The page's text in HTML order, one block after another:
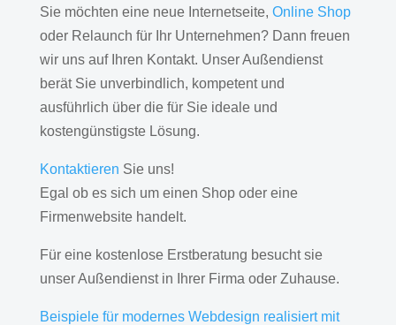
Sie möchten eine neue Internetseite, Online Shop
oder Relaunch für Ihr Unternehmen? Dann freuen
wir uns auf Ihren Kontakt. Unser Außendienst
berät Sie unverbindlich, kompetent und
ausführlich über die für Sie ideale und
kostengünstigste Lösung.
Kontaktieren Sie uns!
Egal ob es sich um einen Shop oder eine
Firmenwebsite handelt.
Für eine kostenlose Erstberatung besucht sie
unser Außendienst in Ihrer Firma oder Zuhause.
Beispiele für modernes Webdesign realisiert mit